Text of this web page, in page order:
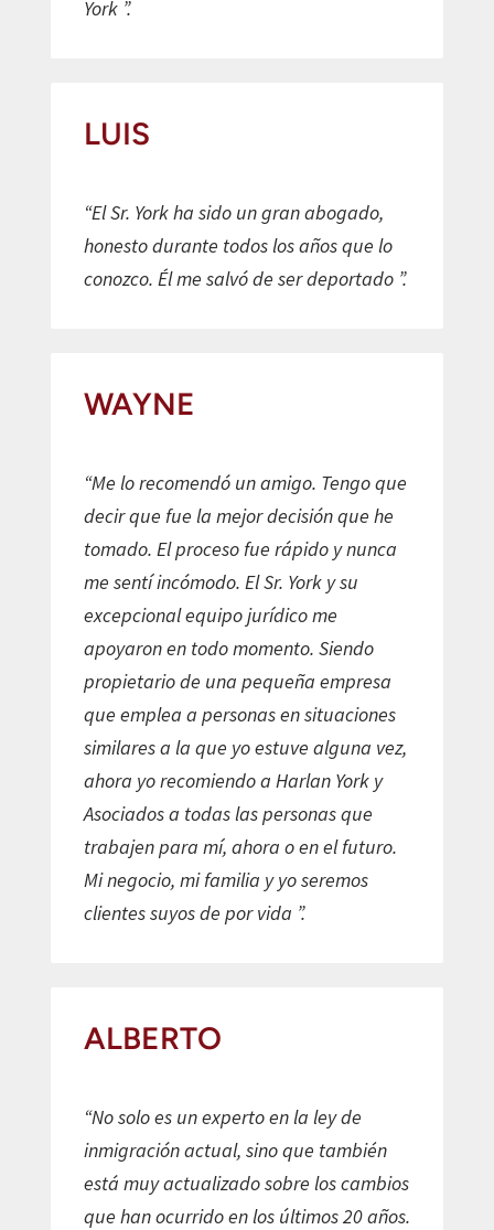
York ”.
LUIS
“El Sr. York ha sido un gran abogado,
honesto durante todos los años que lo
conozco. Él me salvó de ser deportado ”.
WAYNE
“Me lo recomendó un amigo. Tengo que
decir que fue la mejor decisión que he
tomado. El proceso fue rápido y nunca
me sentí incómodo. El Sr. York y su
excepcional equipo jurídico me
apoyaron en todo momento. Siendo
propietario de una pequeña empresa
que emplea a personas en situaciones
similares a la que yo estuve alguna vez,
ahora yo recomiendo a Harlan York y
Asociados a todas las personas que
trabajen para mí, ahora o en el futuro.
Mi negocio, mi familia y yo seremos
clientes suyos de por vida ”.
ALBERTO
“No solo es un experto en la ley de
inmigración actual, sino que también
está muy actualizado sobre los cambios
que han ocurrido en los últimos 20 años.